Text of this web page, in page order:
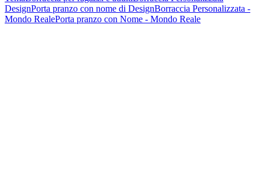
DesignPorta pranzo con nome di DesignBorraccia Personalizzata -
Mondo RealePorta pranzo con Nome - Mondo Reale